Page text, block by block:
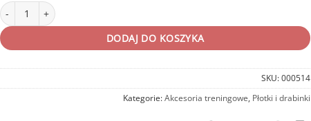
ilość Pierścienie koordynacyjne, treningowe 60 cm Get Spart (1 szt.)
DODAJ DO KOSZYKA
SKU:000514
Kategorie:Akcesoria treningowe Płotki i drabinki